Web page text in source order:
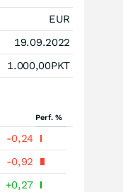
EUR
19.09.2022
1.000,00PKT
Perf. %
-0,24
-0,92
+0,27